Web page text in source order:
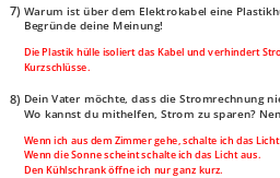
7) Warum ist über dem Elektrokabel eine
Begründe deine Meinung!
Die Plastik hülle isoliert das Kabel und verhindert
Kurzschlüsse.
8) Dein Vater möchte, dass die Stromrechnung
Wo kannst du mithelfen, Strom zu sparen?
Wenn ich aus dem Zimmer gehe, schalte ich das
Wenn die Sonne scheint schalte ich das Licht aus.
Den Kühlschrank öffne ich nur ganz kurz.